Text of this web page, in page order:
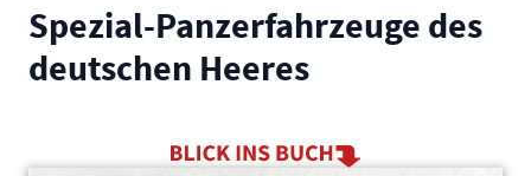
Spezial-Panzerfahrzeuge des
deutschen Heeres